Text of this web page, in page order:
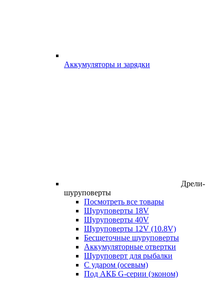
Аккумуляторы и зарядки
Дрели-
шуруповерты
Посмотреть все товары
Шуруповерты 18V
Шуруповерты 40V
Шуруповерты 12V (10.8V)
Бесщеточные шуруповерты
Аккумуляторные отвертки
Шуруповерт для рыбалки
С ударом (осевым)
Под АКБ G-серии (эконом)